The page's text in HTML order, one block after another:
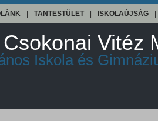
TANTESTÜLET ISKOLAÚJSÁG
Vitéz
Iskola és